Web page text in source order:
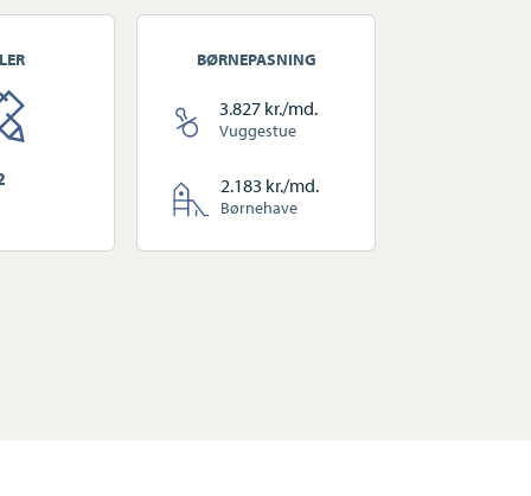
BØRNEPASNING
Vuggestue
3.827 kr./md.
Børnehave
2.183 kr./md.